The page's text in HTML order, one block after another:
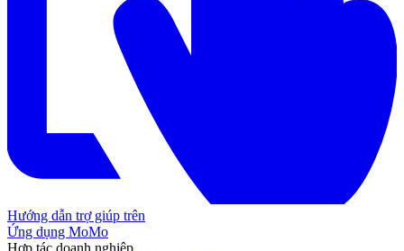
Hướng dẫn trợ giúp trên
Ứng dụng MoMo
Hợp tác doanh nghiệp